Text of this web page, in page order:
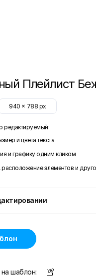
Плейлист
940 x 788 px
редактируемый:
и цвета текста
и графику одним кликом
расположение элементов и
шаблон: